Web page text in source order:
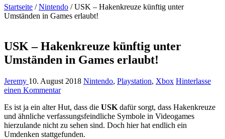
Startseite / Nintendo / USK – Hakenkreuze künftig unter
Umständen in Games erlaubt!
USK – Hakenkreuze künftig unter
Umständen in Games erlaubt!
Jeremy 10. August 2018 Nintendo, Playstation, Xbox Hinterlasse
einen Kommentar
Es ist ja ein alter Hut, dass die USK dafür sorgt, dass Hakenkreuze
und ähnliche verfassungsfeindliche Symbole in Videogames
hierzulande nicht zu sehen sind. Doch hier hat endlich ein
Umdenken stattgefunden.